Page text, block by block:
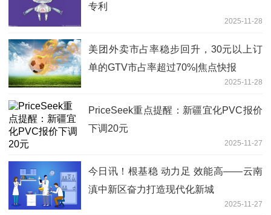
专利
2025-11-28
美团外卖市占率稳步回升，30元以上订
单的GTV市占率超过70%|焦点快报
2025-11-28
PriceSeek重点提醒：新疆宜化PVC报价
下调20元
2025-11-27
今日讯！根基稳 动力足 效能高——云南
滇中新区奋力打造现代化新城
2025-11-27